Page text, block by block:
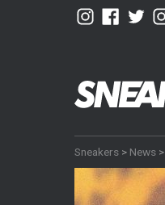
Sneakers > News >